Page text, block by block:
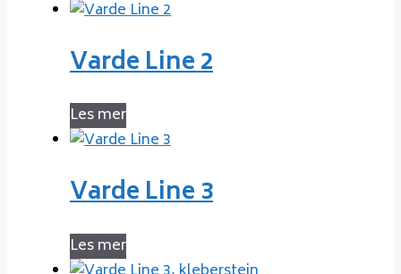
Varde Line 2
Les mer
Varde Line 3
Les mer